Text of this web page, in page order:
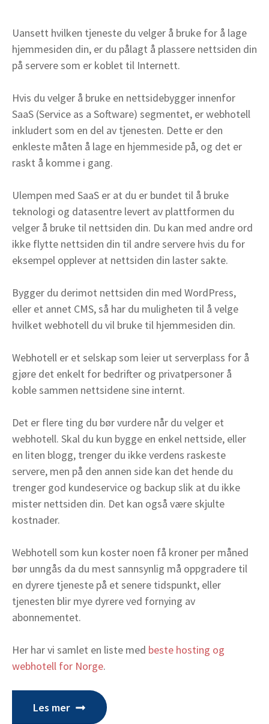
Uansett hvilken tjeneste du velger å bruke for å lage
hjemmesiden din, er du pålagt å plassere nettsiden din
på servere som er koblet til Internett.
Hvis du velger å bruke en nettsidebygger innenfor
SaaS (Service as a Software) segmentet, er webhotell
inkludert som en del av tjenesten. Dette er den
enkleste måten å lage en hjemmeside på, og det er
raskt å komme i gang.
Ulempen med SaaS er at du er bundet til å bruke
teknologi og datasentre levert av plattformen du
velger å bruke til nettsiden din. Du kan med andre ord
ikke flytte nettsiden din til andre servere hvis du for
eksempel opplever at nettsiden din laster sakte.
Bygger du derimot nettsiden din med WordPress,
eller et annet CMS, så har du muligheten til å velge
hvilket webhotell du vil bruke til hjemmesiden din.
Webhotell er et selskap som leier ut serverplass for å
gjøre det enkelt for bedrifter og privatpersoner å
koble sammen nettsidene sine internt.
Det er flere ting du bør vurdere når du velger et
webhotell. Skal du kun bygge en enkel nettside, eller
en liten blogg, trenger du ikke verdens raskeste
servere, men på den annen side kan det hende du
trenger god kundeservice og backup slik at du ikke
mister nettsiden din. Det kan også være skjulte
kostnader.
Webhotell som kun koster noen få kroner per måned
bør unngås da du mest sannsynlig må oppgradere til
en dyrere tjeneste på et senere tidspunkt, eller
tjenesten blir mye dyrere ved fornying av
abonnementet.
Her har vi samlet en liste med beste hosting og
webhotell for Norge.
Les mer